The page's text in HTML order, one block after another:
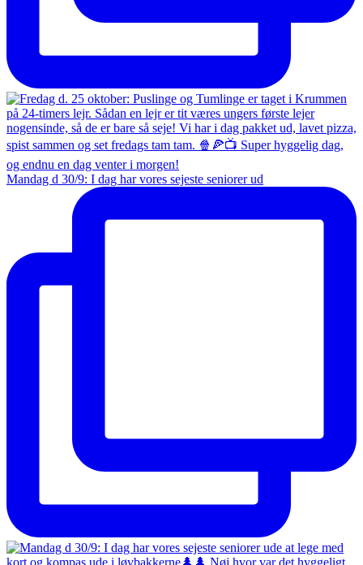
Mandag d 30/9: I dag har vores sejeste seniorer ud